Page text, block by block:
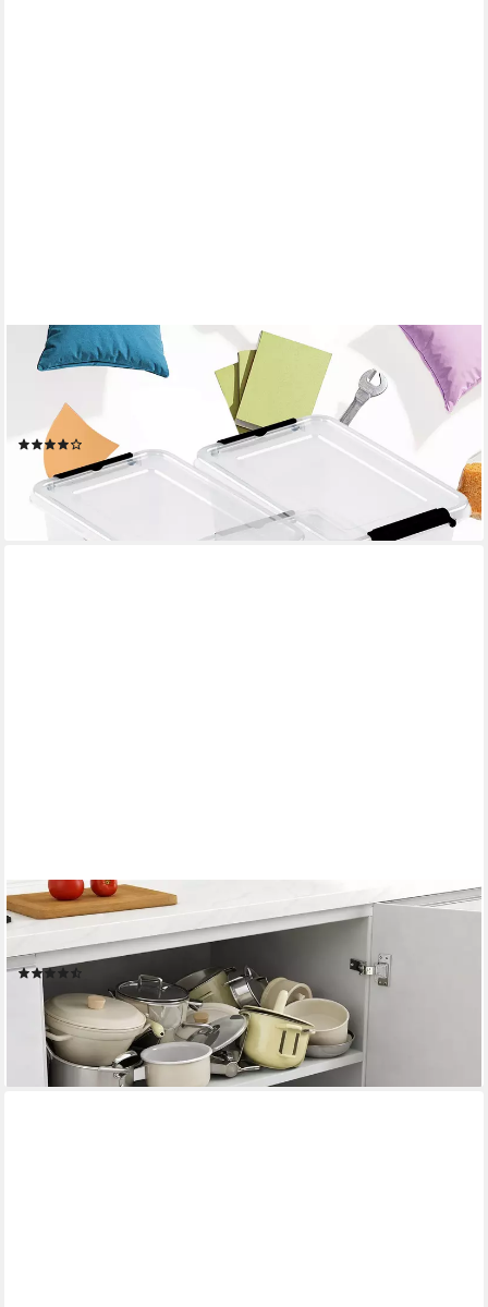
BOXXIVO
Aufbewahrungsbox Aufbewahrungsboxen mit Deckel BPA-freie
& lebensmittelechte Boxen (4 St), Plastikbox mit Deckel -
robuste & stapelbare Aufbewahrungsboxen
ab 18,99 € UVP24,99 €
-24%
lieferbar - in 2-3 Werktagen bei dir
YOUYIJIA
Schubladenbox 1 Stück Teleskopschublade, Erweiterbar
Ausziehbare Schubladen
25,99 € UVP45,99 €
(0,52 €/ 1 Stk)
-43%
lieferbar - in 5-6 Werktagen bei dir